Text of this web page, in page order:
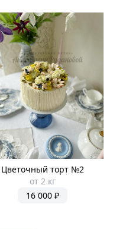
Цветочный торт №2
от 2 кг
16 000 ₽